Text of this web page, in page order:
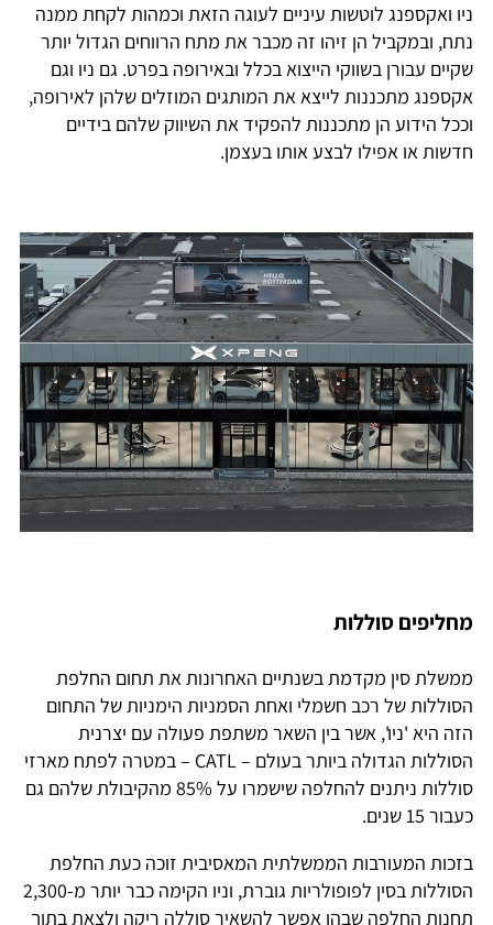
ניו ואקספנג לוטשות עיניים לעוגה הזאת וכמהות לקחת ממנה
נתח, ובמקביל הן זיהו זה מכבר את מתח הרווחים הגדול יותר
שקיים עבורן בשווקי הייצוא בכלל ובאירופה בפרט. גם ניו וגם
אקספנג מתכננות לייצא את המותגים המוזלים שלהן לאירופה,
וככל הידוע הן מתכננות להפקיד את השיווק שלהם בידיים
חדשות או אפילו לבצע אותו בעצמן.
מחליפים סוללות
ממשלת סין מקדמת בשנתיים האחרונות את תחום החלפת
הסוללות של רכב חשמלי ואחת הסמניות הימניות של התחום
הזה היא 'ניו', אשר בין השאר משתפת פעולה עם יצרנית
הסוללות הגדולה ביותר בעולם – CATL – במטרה לפתח מארזי
סוללות ניתנים להחלפה שישמרו על 85% מהקיבולת שלהם גם
כעבור 15 שנים.
בזכות המעורבות הממשלתית המאסיבית זוכה כעת החלפת
הסוללות בסין לפופולריות גוברת, וניו הקימה כבר יותר מ-2,300
תחנות החלפה שבהן אפשר להשאיר סוללה ריקה ולצאת בתוך